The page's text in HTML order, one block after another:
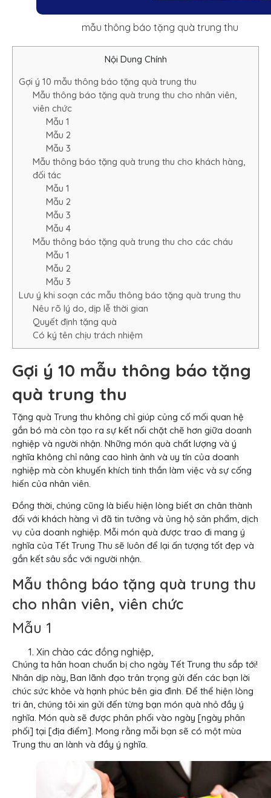
mẫu thông báo tặng quà trung thu
Nội Dung Chính
Gợi ý 10 mẫu thông báo tặng quà trung thu
Mẫu thông báo tặng quà trung thu cho nhân viên,
viên chức
Mẫu 1
Mẫu 2
Mẫu 3
Mẫu thông báo tặng quà trung thu cho khách hàng,
đối tác
Mẫu 1
Mẫu 2
Mẫu 3
Mẫu 4
Mẫu thông báo tặng quà trung thu cho các cháu
Mẫu 1
Mẫu 2
Mẫu 3
Lưu ý khi soạn các mẫu thông báo tặng quà trung thu
Nêu rõ lý do, dịp lễ thời gian
Quyết định tặng quà
Có ký tên chịu trách nhiệm
Gợi ý 10 mẫu thông báo tặng
quà trung thu
Tặng quà Trung thu không chỉ giúp củng cố mối quan hệ
gắn bó mà còn tạo ra sự kết nối chặt chẽ hơn giữa doanh
nghiệp và người nhận. Những món quà chất lượng và ý
nghĩa không chỉ nâng cao hình ảnh và uy tín của doanh
nghiệp mà còn khuyến khích tinh thần làm việc và sự cống
hiến của nhân viên.
Đồng thời, chúng cũng là biểu hiện lòng biết ơn chân thành
đối với khách hàng vì đã tin tưởng và ủng hộ sản phẩm, dịch
vụ của doanh nghiệp. Mỗi món quà được trao đi mang ý
nghĩa của Tết Trung Thu sẽ luôn để lại ấn tượng tốt đẹp và
gắn kết sâu sắc với người nhận.
Mẫu thông báo tặng quà trung thu
cho nhân viên, viên chức
Mẫu 1
Xin chào các đồng nghiệp,
Chúng ta hân hoan chuẩn bị cho ngày Tết Trung thu sắp tới!
Nhân dịp này, Ban lãnh đạo trân trọng gửi đến các bạn lời
chúc sức khỏe và hạnh phúc bên gia đình. Để thể hiện lòng
tri ân, chúng tôi xin gửi đến từng bạn món quà nhỏ đầy ý
nghĩa. Món quà sẽ được phân phối vào ngày [ngày phân
phối] tại [địa điểm]. Mong rằng mỗi bạn sẽ có một mùa
Trung thu an lành và đầy ý nghĩa.